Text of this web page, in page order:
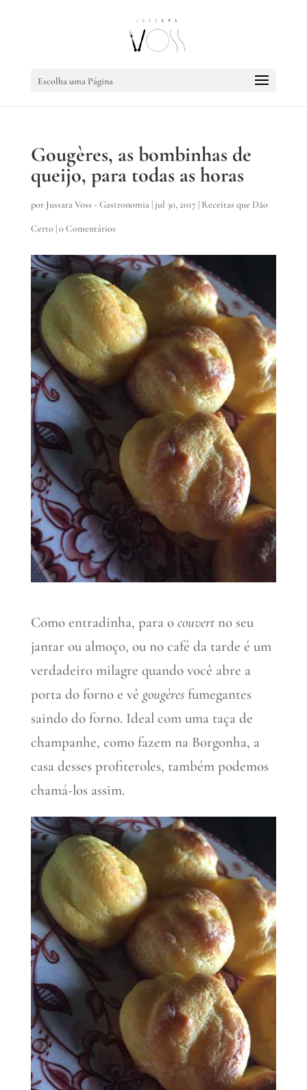
Escolha uma Página
Gougères, as bombinhas de
queijo, para todas as horas
por Jussara Voss - Gastronomia|jul 30, 2017| Receitas que Dão
Certo|0 Comentários
Como entradinha, para o couvertno seu
jantar ou almoço, ou no café da tarde é um
verdadeiro milagre quando você abre a
porta do forno e vê gougèresfumegantes
saindo do forno. Ideal com uma taça de
champanhe, como fazem na Borgonha, a
casa desses profiteroles, também podemos
chamá-los assim.